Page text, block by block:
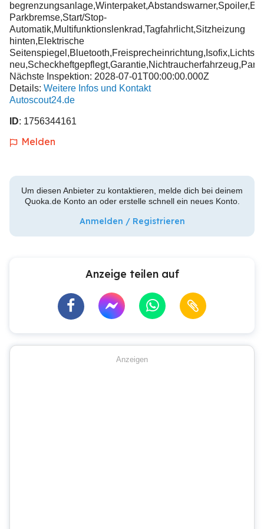
Parkbremse,Start/Stop-
Automatik,Multifunktionslenkrad,Tagfahrlicht,Sitzheizung
hinten,Elektrische
Nächste Inspektion: 2028-07-01T00:00:00.000Z
Details: Weitere Infos und Kontakt
Autoscout24.de
ID: 1756344161
Melden
Um diesen Anbieter zu kontaktieren, melde dich bei deinem
Quoka.de Konto an oder erstelle schnell ein neues Konto.
Anmelden / Registrieren
Anzeige teilen auf
Anzeigen